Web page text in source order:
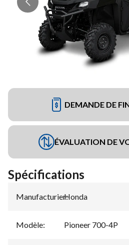
DEMANDE DE
ÉVALUATION DE
Spécifications
Manufacturier:
Honda
Modèle: Pioneer 700-4P